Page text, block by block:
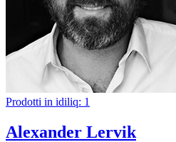
Prodotti in idiliq: 1
Alexander Lervik